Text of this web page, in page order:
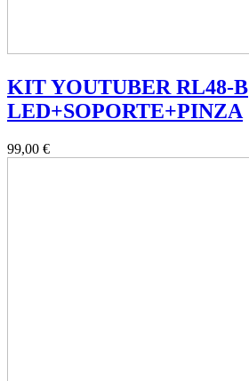
KIT YOUTUBER RL48-B
LED+SOPORTE+PINZA
99,00 €